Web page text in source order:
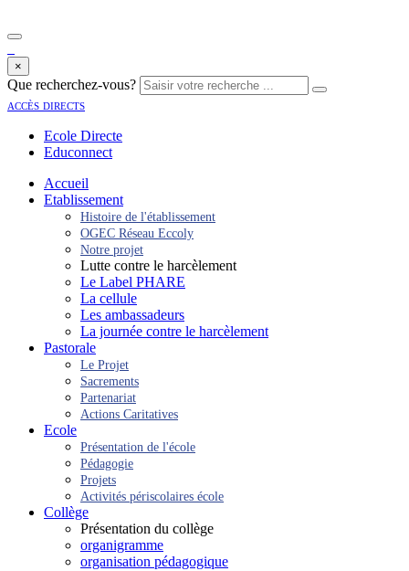
×
Que recherchez-vous?
accès directs
Ecole Directe
Educonnect
Accueil
Etablissement
Histoire de l'établissement
OGEC Réseau Eccoly
Notre projet
Lutte contre le harcèlement
Le Label PHARE
La cellule
Les ambassadeurs
La journée contre le harcèlement
Pastorale
Le Projet
Sacrements
Partenariat
Actions Caritatives
Ecole
Présentation de l'école
Pédagogie
Projets
Activités périscolaires école
Collège
Présentation du collège
organigramme
organisation pédagogique